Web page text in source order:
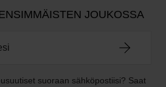
JOUKOSSA
suoraan sähköpostiisi? Saat